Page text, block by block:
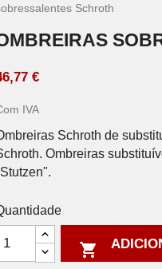
Schroth
€
IVA
Schroth de
Ombreiras
